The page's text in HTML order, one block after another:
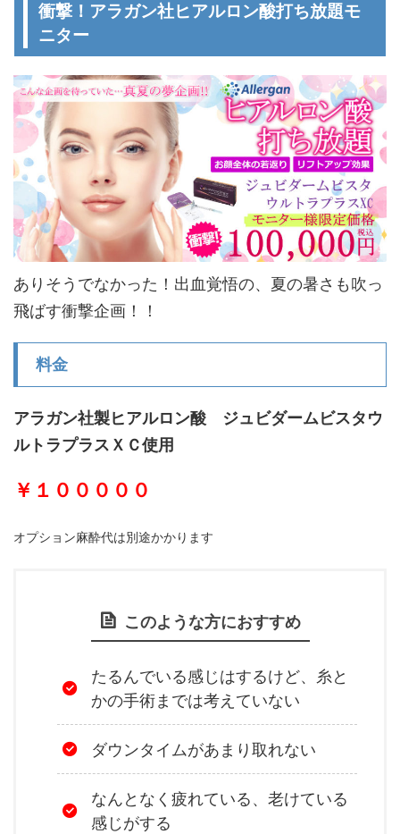
衝撃！アラガン社ヒアルロン酸打ち放題モ
ニター
ありそうでなかった！出血覚悟の、夏の暑さも吹っ
飛ばす衝撃企画！！
料金
アラガン社製ヒアルロン酸 ジュビダームビスタウ
ルトラプラスＸＣ使用
￥１０００００
オプション麻酔代は別途かかります
このような方におすすめ
たるんでいる感じはするけど、糸と
かの手術までは考えていない
ダウンタイムがあまり取れない
なんとなく疲れている、老けている
感じがする